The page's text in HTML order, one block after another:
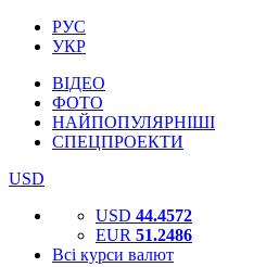
РУС
УКР
ВІДЕО
ФОТО
НАЙПОПУЛЯРНІШІ
СПЕЦПРОЕКТИ
USD
USD 44.4572
EUR 51.2486
Всі курси валют